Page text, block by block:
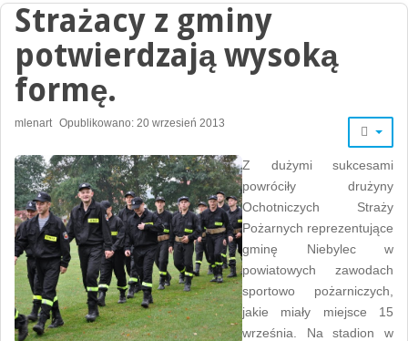
Strażacy z gminy
potwierdzają wysoką
formę.
mlenart Opublikowano: 20 wrzesień 2013
Z dużymi sukcesami
powróciły drużyny
Ochotniczych Straży
Pożarnych reprezentujące
gminę Niebylec w
powiatowych zawodach
sportowo pożarniczych,
jakie miały miejsce 15
września. Na stadion w